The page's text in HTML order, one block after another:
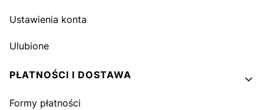
Ustawienia konta
Ulubione
PŁATNOŚCI I DOSTAWA
Formy płatności